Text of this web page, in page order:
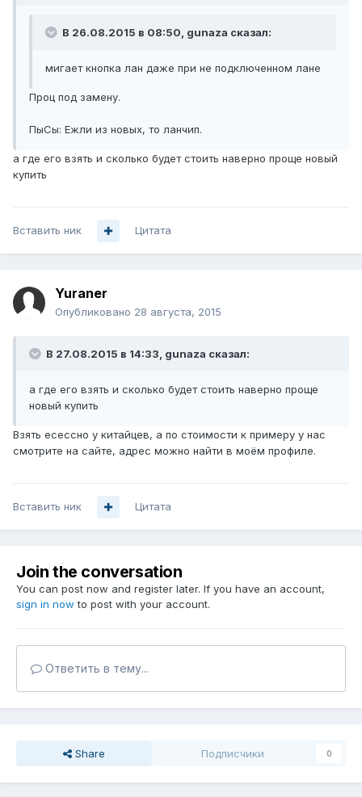
В 26.08.2015 в 08:50, gunaza сказал:
мигает кнопка лан даже при не подключенном лане
Проц под замену.
ПыСы: Ежли из новых, то ланчип.
а где его взять и сколько будет стоить наверно проще новый
купить
Вставить ник Цитата
Yuraner
Опубликовано 28 августа, 2015
В 27.08.2015 в 14:33, gunaza сказал:
а где его взять и сколько будет стоить наверно проще
новый купить
Взять есессно у китайцев, а по стоимости к примеру у нас
смотрите на сайте, адрес можно найти в моём профиле.
Вставить ник Цитата
Join the conversation
You can post now and register later. If you have an account,
sign in now to post with your account.
Ответить в тему...
Share Подписчики 0